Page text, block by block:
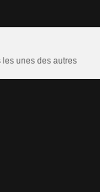
les unes des autres